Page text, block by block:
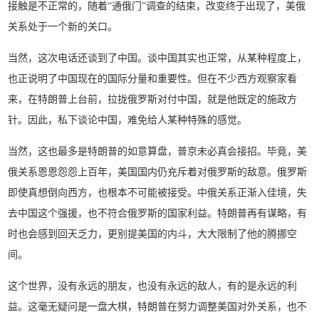
接触是不正常的，随着“通俄门”调查的结束，改变终于出现了，美俄
关系处于一个新的关口。
当然，这次电话还谈到了中国。谈中国其实也正常，从某种程度上，
也正说明了中国现在的国际分量和重要性。但在不少西方观察家看
来，在特朗普上台前，拉拢俄罗斯对付中国，就是他既定的施政方
针。因此，私下谈论中国，难免给人某种特殊的感觉。
当然，这也最多是特朗普的如意算盘，普京未必真会接招。毕竟，美
俄关系恩恩怨怨上百年，美国国内仍充斥着对俄罗斯的敌意。俄罗斯
即使真想倒向西方，也根本不可能被接受。中俄关系正渐入佳境，失
去中国这个强援，也不符合俄罗斯的国家利益。特朗普再有谋略，有
时也会感到回天乏力，更别提美国的内斗，大大限制了他的腾挪空
间。
这个世界，没有永远的朋友，也没有永远的敌人，有的是永远的利
益。这毫无疑问是一盘大棋，特朗普在努力调整美国对外关系，也不